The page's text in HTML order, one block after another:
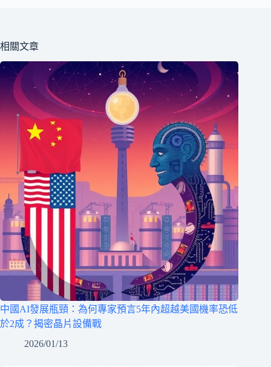
相關文章
中國AI發展瓶頸：為何專家預言5年內超越美國機率恐低
於2成？揭密晶片設備戰
2026/01/13